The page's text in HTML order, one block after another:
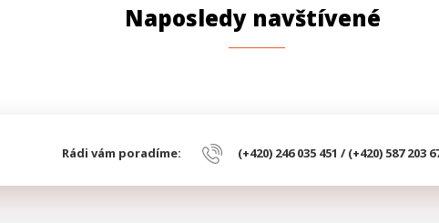
Naposledy navštívené
Rádi vám poradíme: (+420) 246 035 451 / (+420) 587 203